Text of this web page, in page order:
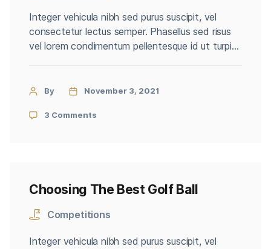
Integer vehicula nibh sed purus suscipit, vel
consectetur lectus semper. Phasellus sed risus
vel lorem condimentum pellentesque id ut turpis.
enim quam, vitae luctus lacus tincidunt ac. Ut sit
dapibus erat eu maximus eleifend. […]
By November 3, 2021
3 Comments
Choosing The Best Golf Ball
Competitions
Integer vehicula nibh sed purus suscipit, vel